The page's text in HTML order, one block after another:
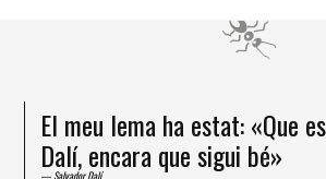
El meu lema ha estat: «Que
Dalí, encara que sigui bé»
Salvador Dalí